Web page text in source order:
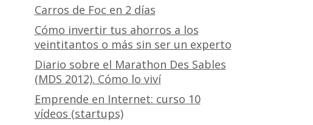
Carros de Foc en 2 días
Cómo invertir tus ahorros a los
veintitantos o más sin ser un experto
Diario sobre el Marathon Des Sables
(MDS 2012). Cómo lo viví
Emprende en Internet: curso 10
vídeos (startups)